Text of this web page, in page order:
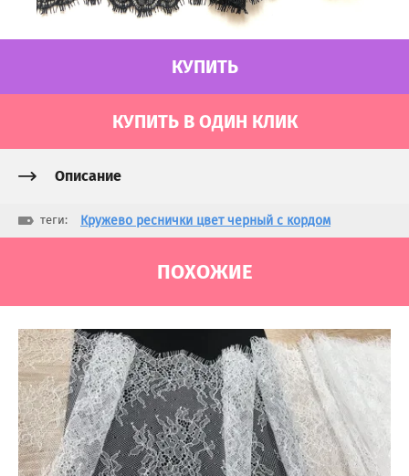
КУПИТЬ
КУПИТЬ В ОДИН КЛИК
Описание
теги: Кружево реснички цвет черный с кордом
ПОХОЖИЕ